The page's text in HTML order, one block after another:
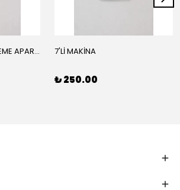
10'LU SİLİNDİRLİ KEÇELEME APARATI 7'Lİ MAKİNA
₺ 250.00